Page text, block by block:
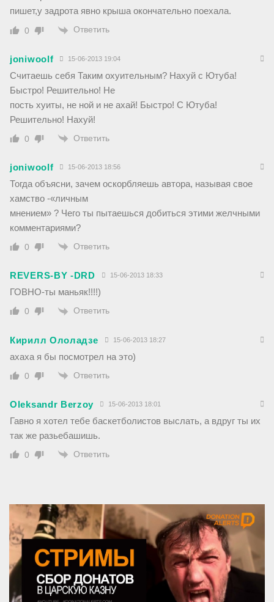
пишет,у задрота явно крыша окончательно поехала.
0 Ответить
joniwoolf 15-06-2013 19:04
Считаешь себя Таким охуительным? Нахуй с Ютуба!
Быстро! Решительно! Не
пость хуиты, не ной и не ахай! Быстро! С Ютуба!
Решительно! Нахуй!
0 Ответить
joniwoolf 15-06-2013 18:56
Тогда объясни, зачем оскорбляешь автора, называя свое
хамство -«личным
мнением» ? Чего ты пытаешься добиться этими желчными
комментариями?
0 Ответить
REVERS-BY -DRD 15-06-2013 18:33
ГОВНО-ты маньяк!!!!)
0 Ответить
Кирилл Ололадзе 15-06-2013 18:27
ахаха я бы посмотрел на это)
0 Ответить
Oleksandr Berzoy 15-06-2013 18:01
Гавно я хотел тебе баскетболистов выслать, а вдруг ты их
так же разьебашишь.
0 Ответить